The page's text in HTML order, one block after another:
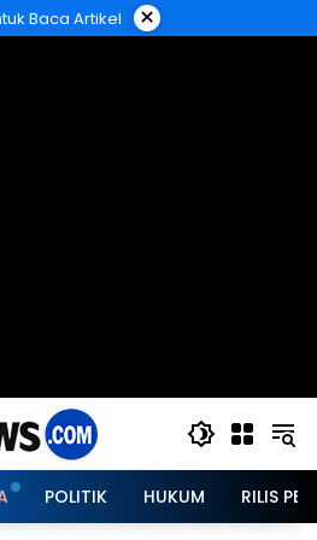
Baca Artikel ×
POLITIK HUKUM RILIS